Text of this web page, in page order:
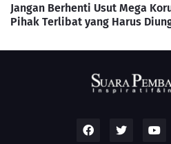
Jangan Berhenti Usut Mega
Pihak Terlibat yang Harus